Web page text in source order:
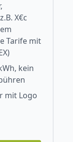
X€c
Tarife mit
kein
mit Logo